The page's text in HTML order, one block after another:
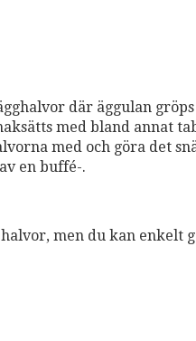
där äggulan
med bland annat
med och göra det
en buffé-.
men du kan enkelt